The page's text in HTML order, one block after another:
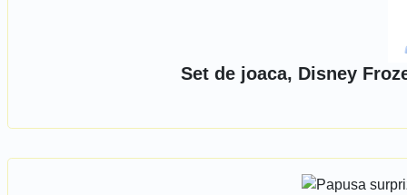
Set de joaca, Disney